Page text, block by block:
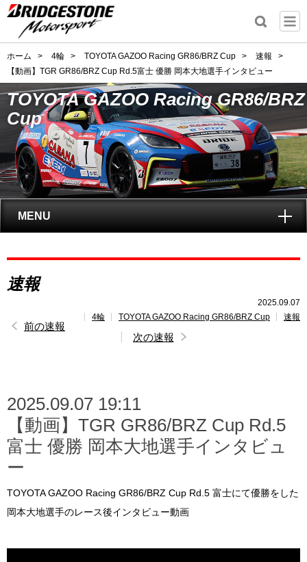
ホーム > 4輪 > TOYOTA GAZOO Racing GR86/BRZ Cup > 速報
>
【動画】TGR GR86/BRZ Cup Rd.5富士 優勝 岡本大地選手インタビュー
TOYOTA GAZOO Racing GR86/BRZ
Cup
MENU
GAZOO Racing GR86/BRZ Cupとは?
レポート
ポイント ランキング
GAZOO Racing GR86/BRZ Cup INSIGHT
速報
2025.09.07
4輪
TOYOTA GAZOO Racing GR86/BRZ Cup 速報
前の速報
次の速報
2025.09.07 19:11
【動画】TGR GR86/BRZ Cup Rd.5
富士 優勝 岡本大地選手インタビュ
ー
TOYOTA GAZOO Racing GR86/BRZ Cup Rd.5 富士にて優勝をした
岡本大地選手のレース後インタビュー動画